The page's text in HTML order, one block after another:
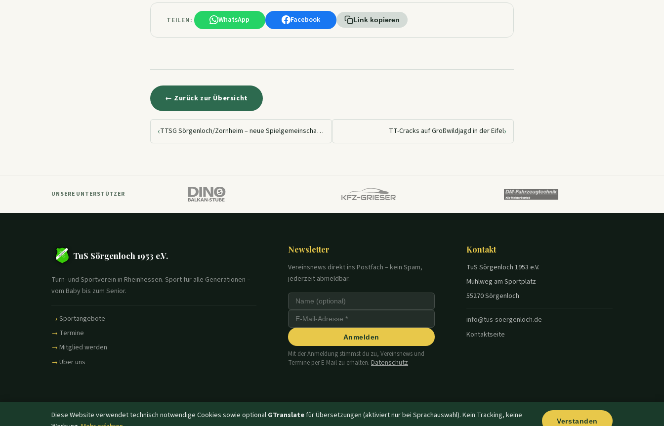
TEILEN: WhatsApp Facebook Link kopieren
← Zurück zur Übersicht
‹ TTSG Sörgenloch/Zornheim – neue Spielgemeinschaft im Tischtennis TT-Cracks auf Großwildjagd in der Eifel›
UNSERE UNTERSTÜTZER
TuS Sörgenloch 1953 e.V.
Turn- und Sportverein in Rheinhessen. Sport für alle Generationen –
vom Baby bis zum Senior.
Sportangebote
Termine
Mitglied werden
Über uns
Newsletter
Vereinsnews direkt ins Postfach – kein Spam,
jederzeit abmeldbar.
Anmelden
Mit der Anmeldung stimmst du zu, Vereinsnews und
Termine per E-Mail zu erhalten.Datenschutz
Kontakt
TuS Sörgenloch 1953 e.V.
Mühlweg am Sportplatz
55270 Sörgenloch
info@tus-soergenloch.de
Kontaktseite
Diese Website verwendet technisch notwendige Cookies sowie optional GTranslatefür Übersetzungen (aktiviert nur bei Sprachauswahl). Kein Tracking, keine
Verstanden